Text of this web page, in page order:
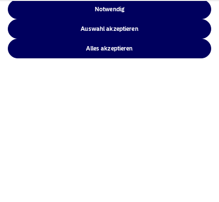
Notwendig
Auswahl akzeptieren
Alles akzeptieren